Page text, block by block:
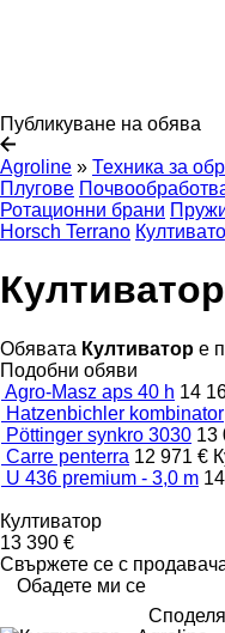
Публикуване на обява
Agroline » Техника за
Плугове
Ротационни брани
Horsch Terrano
Култиватор
Обявата Култиватор е
Подобни обяви
Agro-Masz aps 40 h 14
Hatzenbichler kombinator
Pöttinger synkro 3030 13
Carre penterra 12 971 €
U 436 premium - 3,0 m
Култиватор
13 390 €
Свържете се с
Обадете ми се